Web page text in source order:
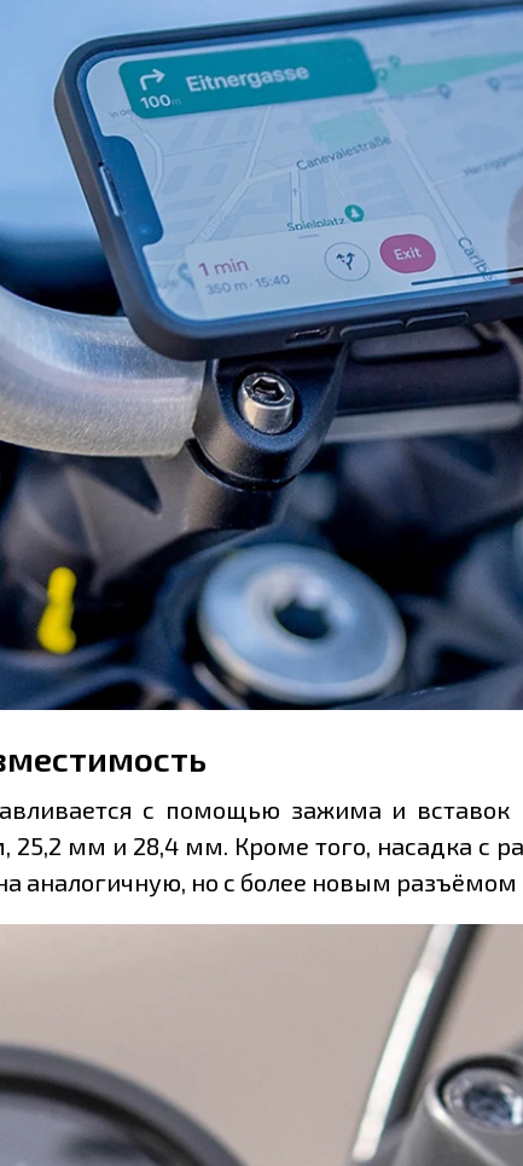
с помощью зажима и
мм и 28,4 мм. Кроме того, насадка с
аналогичную, но с более новым разъёмом